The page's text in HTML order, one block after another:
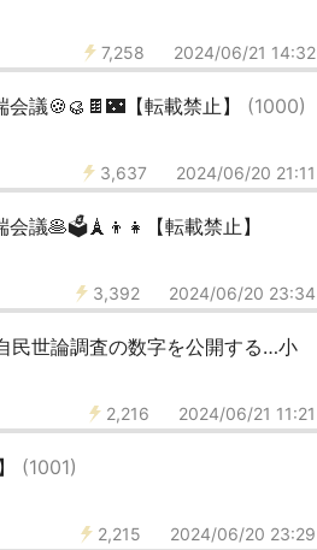
7,258 2024/06/21 14:32
議🍪🥮🍫🌃【転載禁止】 (1000)
3,637 2024/06/20 21:11
議🥞🗳️🗼👦👧【転載禁止】
3,392 2024/06/20 23:34
民世論調査の数字を公開する…小
2,216 2024/06/21 11:21
(1001)
2,215 2024/06/20 23:29